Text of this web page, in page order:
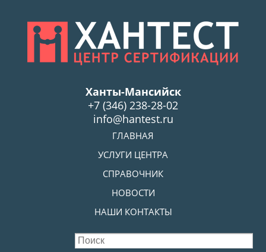
Ханты-Мансийск
+7 (346) 238-28-02
info@hantest.ru
ГЛАВНАЯ
УСЛУГИ ЦЕНТРА
СПРАВОЧНИК
НОВОСТИ
НАШИ КОНТАКТЫ